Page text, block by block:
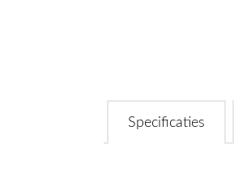
Specificaties